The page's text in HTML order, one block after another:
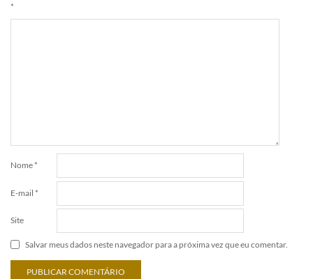
*
Nome *
E-mail *
Site
Salvar meus dados neste navegador para a próxima vez que eu comentar.